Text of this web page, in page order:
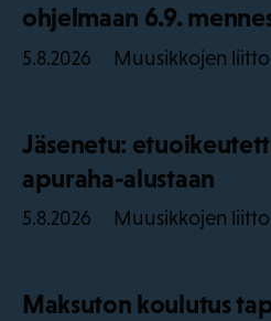
ohjelmaan 6.9.
5.8.2026 Muusikkojen liitto
Jäsenetu:
apuraha-alustaan
5.8.2026 Muusikkojen liitto
Maksuton koulutus